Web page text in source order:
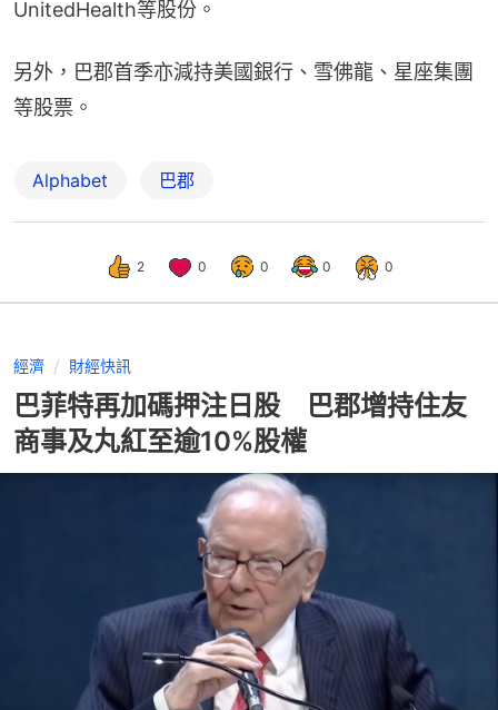
UnitedHealth等股份。
另外，巴郡首季亦減持美國銀行、雪佛龍、星座集團
等股票。
Alphabet 巴郡
2 0 0 0 0
經濟 財經快訊
巴菲特再加碼押注日股 巴郡增持住友
商事及丸紅至逾10%股權